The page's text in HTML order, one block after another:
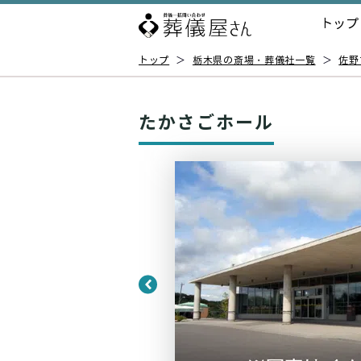
トップ
トップ ＞ 栃木県の斎場・葬儀社一覧 ＞ 佐
たかさごホール